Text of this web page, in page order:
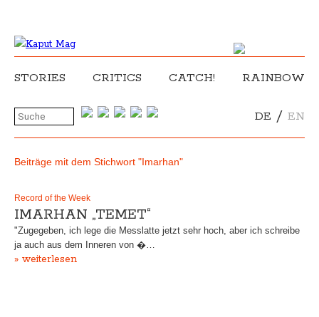
STORIES CRITICS CATCH! RAINBOW
DE / EN
Beiträge mit dem Stichwort "Imarhan"
Record of the Week
IMARHAN „TEMET“
"Zugegeben, ich lege die Messlatte jetzt sehr hoch, aber ich schreibe
ja auch aus dem Inneren von �…
» weiterlesen